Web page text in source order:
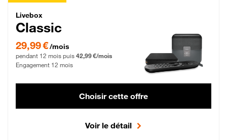
Livebox Classic Fibre
Livebox
Classic
29,99 € par mois pendant 12 mois puis 42,99 € par mois, Engagement 12 mois
29,99 €/mois
pendant 12 mois puis 42,99 €/mois
Engagement 12 mois
Choisir cette offre
Voir le détail